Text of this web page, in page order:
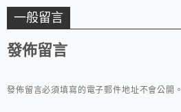
一般留言
發佈留言
發佈留言必須填寫的電子郵件地址不會公開。